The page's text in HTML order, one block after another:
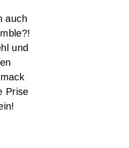
auch
und
Prise